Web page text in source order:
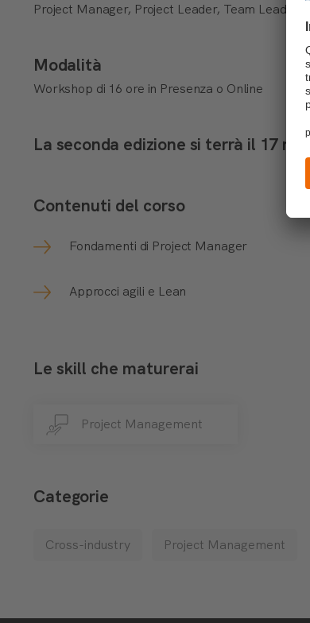
Project Manager, Project Leader, Team Leader,
Modalità
Workshop di 16 ore in Presenza o Online
La seconda edizione si terrà il 17
Contenuti del corso
Fondamenti di Project Manager
Approcci agili e Lean
Le skill che maturerai
Project Management
Categorie
Cross-industry Project Management